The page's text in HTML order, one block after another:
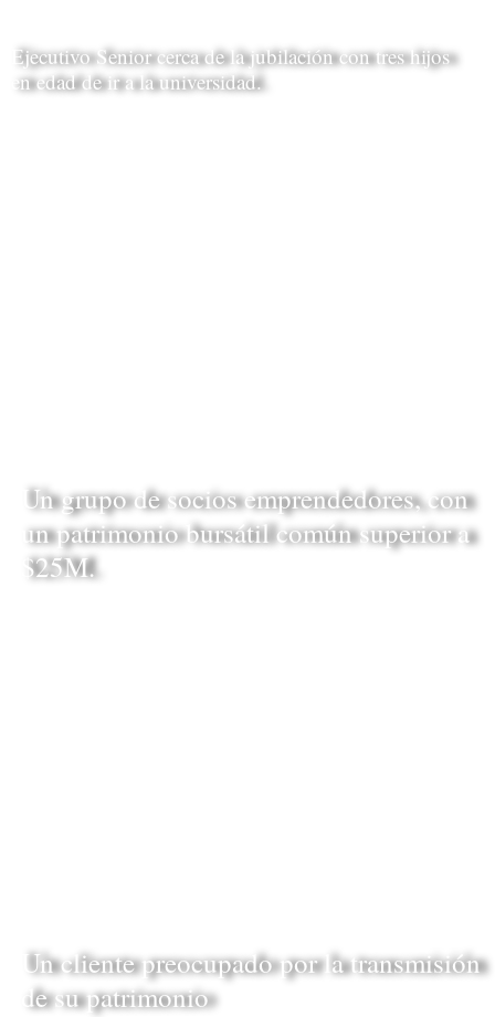
Ejecutivo Senior cerca de la jubilación con tres hijos
en edad de ir a la universidad.
Un grupo de socios emprendedores, con
un patrimonio bursátil común superior a
$25M.
Un cliente preocupado por la transmisión
de su patrimonio